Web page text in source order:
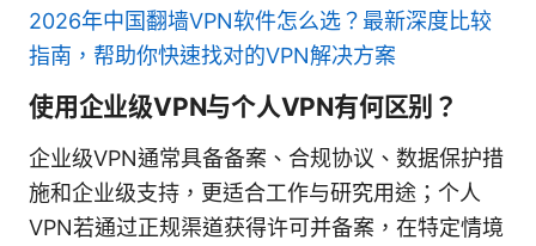
2026年中国翻墙VPN软件怎么选？最新深度比较
指南，帮助你快速找对的VPN解决方案
使用企业级VPN与个人VPN有何区别？
企业级VPN通常具备备案、合规协议、数据保护措
施和企业级支持，更适合工作与研究用途；个人
VPN若通过正规渠道获得许可并备案，在特定情境